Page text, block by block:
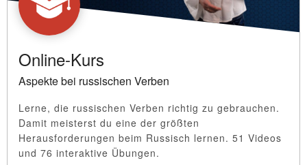
Online-Kurs
Aspekte bei russischen Verben
Lerne, die russischen Verben richtig zu gebrauchen.
Damit meisterst du eine der größten
Herausforderungen beim Russisch lernen. 51 Videos
und 76 interaktive Übungen.